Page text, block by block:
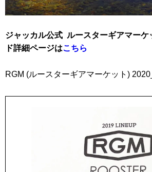
ジャッカル公式 ルースターギアマー
ド詳細ページはこちら
RGM (ルースターギアマーケット)